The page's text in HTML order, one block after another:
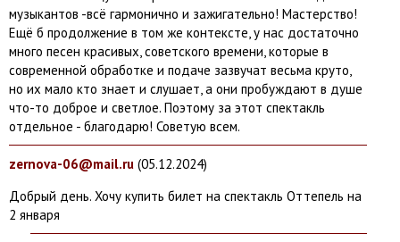
музыкантов -всё гармонично и зажигательно! Мастерство!
Ещё б продолжение в том же контексте, у нас достаточно
много песен красивых, советского времени, которые в
современной обработке и подаче зазвучат весьма круто,
но их мало кто знает и слушает, а они пробуждают в душе
что-то доброе и светлое. Поэтому за этот спектакль
отдельное - благодарю! Советую всем.
zernova-06@mail.ru (05.12.2024)
Добрый день. Хочу купить билет на спектакль Оттепель на
2 января